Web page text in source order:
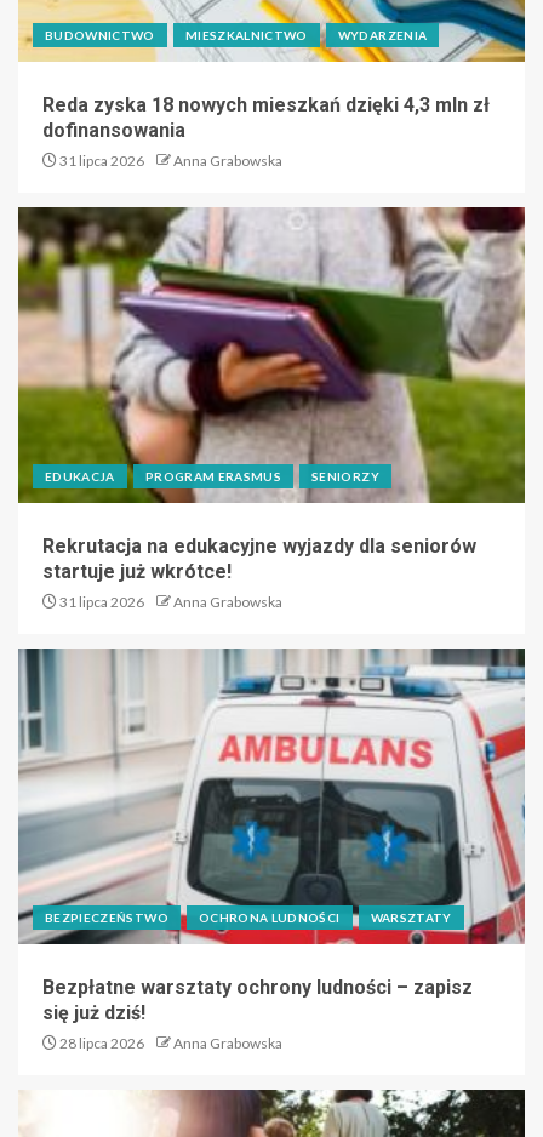
BUDOWNICTWO MIESZKALNICTWO WYDARZENIA
Reda zyska 18 nowych mieszkań dzięki 4,3 mln zł
dofinansowania
31 lipca 2026 Anna Grabowska
EDUKACJA PROGRAM ERASMUS SENIORZY
Rekrutacja na edukacyjne wyjazdy dla seniorów
startuje już wkrótce!
31 lipca 2026 Anna Grabowska
BEZPIECZEŃSTWO OCHRONA LUDNOŚCI WARSZTATY
Bezpłatne warsztaty ochrony ludności – zapisz
się już dziś!
28 lipca 2026 Anna Grabowska